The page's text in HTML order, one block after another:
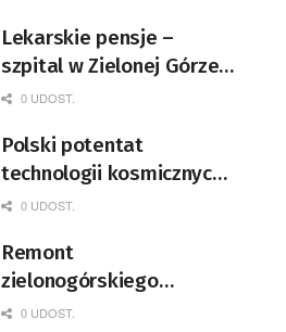
Lekarskie pensje –
szpital w Zielonej Górze
podaje dane
0 UDOST.
Polski potentat
technologii kosmicznych
wprowadzi się do Zielonej
0 UDOST.
Remont
zielonogórskiego
deptaka zgodnie z
0 UDOST.